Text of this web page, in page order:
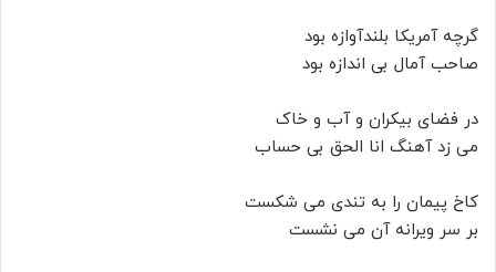
گرچه آمریکا بلندآوازه بود
صاحب آمال بی اندازه بود
در فضای بیکران و آب و خاک
می زد آهنگ انا الحق بی حساب
کاخ پیمان را به تندی می شکست
بر سر ویرانه آن می نشست